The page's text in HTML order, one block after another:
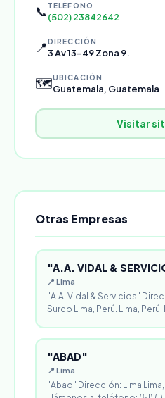
📞 TELÉFONO
(502) 23842642
📍DIRECCIÓN
3 Av 13-49 Zona 9.
🗺️UBICACIÓN
Guatemala, Guatemala
Visitar
Otras Empresas
"A.A. VIDAL &
📍 Lima
"A.A. Vidal & Servicios"
Surco Lima, Perú. Lima,
"ABAD"
📍 Lima
"Abad" Dirección: Lima Lima,